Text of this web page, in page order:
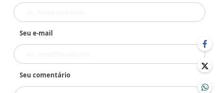
Seu e-mail
Seu comentário